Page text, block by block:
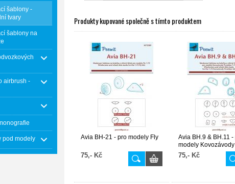
šablony -
tvary
šablony na
airbrush -
pod modely
Produkty kupované společně s tímto produktem
Avia BH-21 - pro modely Fly
75,- Kč
Avia BH.9 & BH.11 -
modely Kovozávody
Prostějov
75,- Kč